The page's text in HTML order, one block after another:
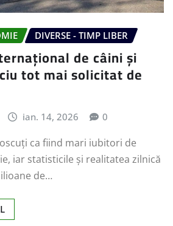
DIVERSE - TIMP LIBER
de câini și
tot mai solicitat de
ian. 14, 2026 0
ca fiind mari iubitori de
iar statisticile și realitatea zilnică
de…